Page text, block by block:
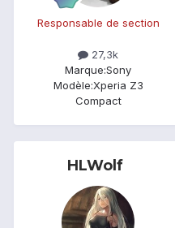
Responsable de section
27,3k
Marque:Sony
Modèle:Xperia Z3
Compact
HLWolf